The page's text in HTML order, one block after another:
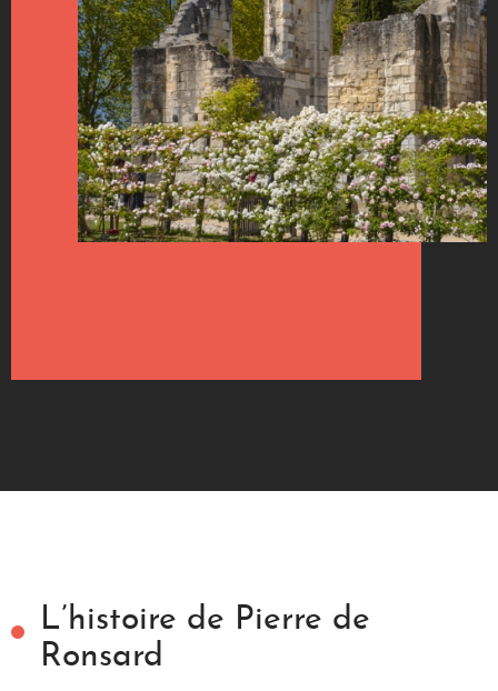
L’histoire de Pierre de
Ronsard